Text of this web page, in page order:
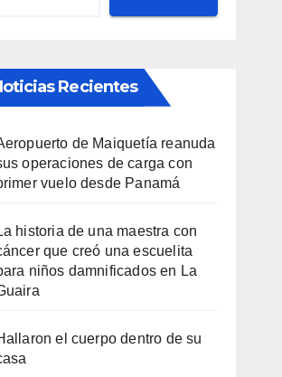
Recientes
de Maiquetía reanuda
operaciones de carga con
vuelo desde Panamá
historia de una maestra con
que creó una escuelita
niños damnificados en La
el cuerpo dentro de su